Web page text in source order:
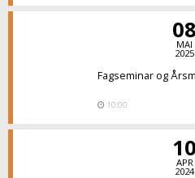
08
MAI
2025
Fagseminar og
10:00
10
APR
2024